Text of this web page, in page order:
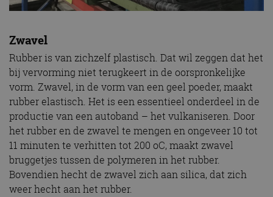
Zwavel
Rubber is van zichzelf plastisch. Dat wil zeggen dat het
bij vervorming niet terugkeert in de oorspronkelijke
vorm. Zwavel, in de vorm van een geel poeder, maakt
rubber elastisch. Het is een essentieel onderdeel in de
productie van een autoband – het vulkaniseren. Door
het rubber en de zwavel te mengen en ongeveer 10 tot
11 minuten te verhitten tot 200 oC, maakt zwavel
bruggetjes tussen de polymeren in het rubber.
Bovendien hecht de zwavel zich aan silica, dat zich
weer hecht aan het rubber.